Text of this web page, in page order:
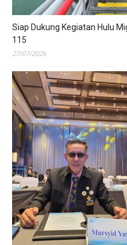
Siap Dukung Kegiatan Hulu
115
27/07/2026